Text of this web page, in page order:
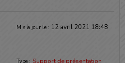
Mis à jour le : 12 avril 2021 18:48
Type : Support de présentation